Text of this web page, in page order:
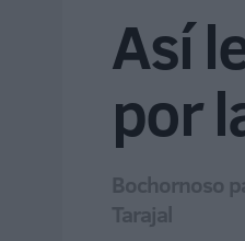
Así
por
Bochornoso
Tarajal